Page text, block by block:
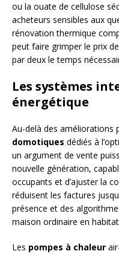
ou la ouate de cellulose
acheteurs sensibles aux
rénovation thermique
peut faire grimper le prix
par deux le temps
Les systèmes
énergétique
Au-delà des améliorations
domotiques dédiés à
un argument de vente
nouvelle génération,
occupants et d’ajuster la
réduisent les factures
présence et des
maison ordinaire en
Les pompes à chaleur